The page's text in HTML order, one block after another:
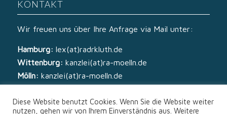
KONTAKT
Wir freuen uns über Ihre Anfrage via Mail unter:
Hamburg: lex(at)radrkluth.de
Wittenburg: kanzlei(at)ra-moelln.de
Mölln: kanzlei(at)ra-moelln.de
Diese Website benutzt Cookies. Wenn Sie die Website weiter
nutzen, gehen wir von Ihrem Einverständnis aus. Weitere